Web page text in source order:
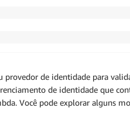
de identidade para
de identidade que
Você pode explorar alguns